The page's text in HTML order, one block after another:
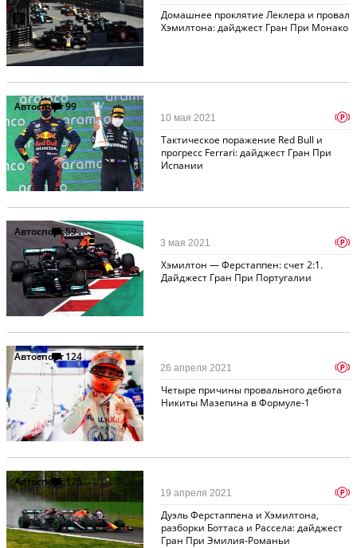
Домашнее проклятие Леклера и провал
Хэмилтона: дайджест Гран При Монако
Автоспорт99
Тактическое поражение Red Bull и
прогресс Ferrari: дайджест Гран При
Испании
10 мая 2021 p
Автоспорт59
Хэмилтон — Ферстаппен: счет 2:1.
Дайджест Гран При Португалии
3 мая 2021 p
Автоспорт124
Четыре причины провального дебюта
Никиты Мазепина в Формуле-1
26 апреля 2021 p
Автоспорт175
Дуэль Ферстаппена и Хэмилтона,
разборки Боттаса и Рассела: дайджест
Гран При Эмилия-Романьи
19 апреля 2021 p